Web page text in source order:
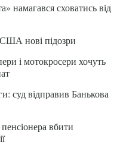
намагався сховатись від
нові підозри
і мотокросери хочуть
суд відправив Банькова
вбити